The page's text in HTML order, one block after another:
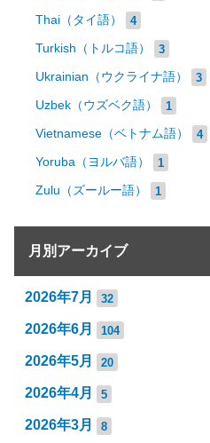
Thai（タイ語） 4
Turkish（トルコ語） 3
Ukrainian（ウクライナ語） 3
Uzbek（ウズベク語） 1
Vietnamese（ベトナム語） 4
Yoruba（ヨルバ語） 1
Zulu（ズールー語） 1
月別アーカイブ
2026年7月 32
2026年6月 104
2026年5月 20
2026年4月 5
2026年3月 8